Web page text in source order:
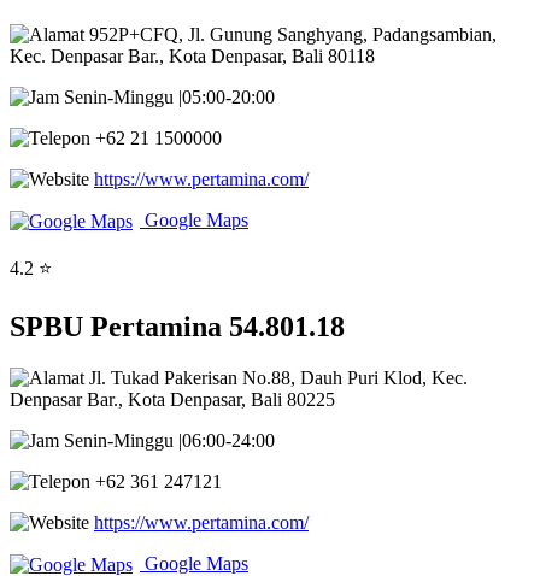
952P+CFQ, Jl. Gunung Sanghyang, Padangsambian,
Kec. Denpasar Bar., Kota Denpasar, Bali 80118
Senin-Minggu |05:00-20:00
+62 21 1500000
https://www.pertamina.com/
Google Maps
4.2 ⭐
SPBU Pertamina 54.801.18
Jl. Tukad Pakerisan No.88, Dauh Puri Klod, Kec.
Denpasar Bar., Kota Denpasar, Bali 80225
Senin-Minggu |06:00-24:00
+62 361 247121
https://www.pertamina.com/
Google Maps